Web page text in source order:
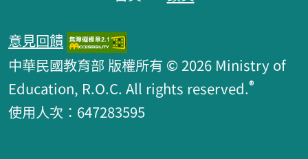
意見回饋
中華民國教育部 版權所有 © 2026 Ministry of
Education, R.O.C. All rights reserved.®
使用人次：647283595